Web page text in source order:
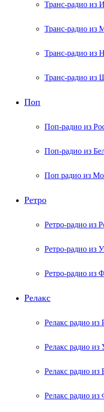
Транс-радио из
Транс-радио из
Транс-радио из
Транс-радио из
Поп
Поп-радио из
Поп-радио из
Поп радио из
Ретро
Ретро-радио из
Ретро-радио из
Ретро-радио из
Релакс
Релакс радио из
Релакс радио из
Релакс радио из
Релакс радио